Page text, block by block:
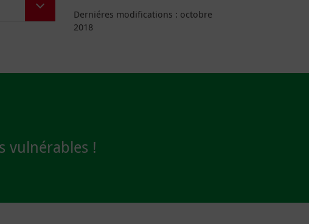
Derniéres modifications : octobre
2018
vulnérables !